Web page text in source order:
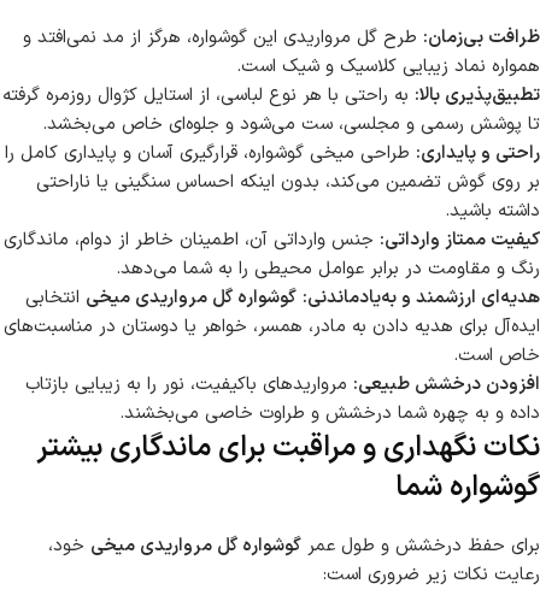
ظرافت بی‌زمان: طرح گل مرواریدی این گوشواره، هرگز از مد نمی‌افتد و
همواره نماد زیبایی کلاسیک و شیک است.
تطبیق‌پذیری بالا: به راحتی با هر نوع لباسی، از استایل کژوال روزمره گرفته
تا پوشش رسمی و مجلسی، ست می‌شود و جلوه‌ای خاص می‌بخشد.
راحتی و پایداری: طراحی میخی گوشواره، قرارگیری آسان و پایداری کامل را
بر روی گوش تضمین می‌کند، بدون اینکه احساس سنگینی یا ناراحتی
داشته باشید.
کیفیت ممتاز وارداتی: جنس وارداتی آن، اطمینان خاطر از دوام، ماندگاری
رنگ و مقاومت در برابر عوامل محیطی را به شما می‌دهد.
هدیه‌ای ارزشمند و به‌یادماندنی: گوشواره گل مرواریدی میخی انتخابی
ایده‌آل برای هدیه دادن به مادر، همسر، خواهر یا دوستان در مناسبت‌های
خاص است.
افزودن درخشش طبیعی: مرواریدهای باکیفیت، نور را به زیبایی بازتاب
داده و به چهره شما درخشش و طراوت خاصی می‌بخشند.
نکات نگهداری و مراقبت برای ماندگاری بیشتر
گوشواره شما
برای حفظ درخشش و طول عمر گوشواره گل مرواریدی میخی خود،
رعایت نکات زیر ضروری است: